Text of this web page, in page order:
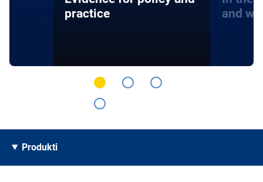
practice
and
Produkti